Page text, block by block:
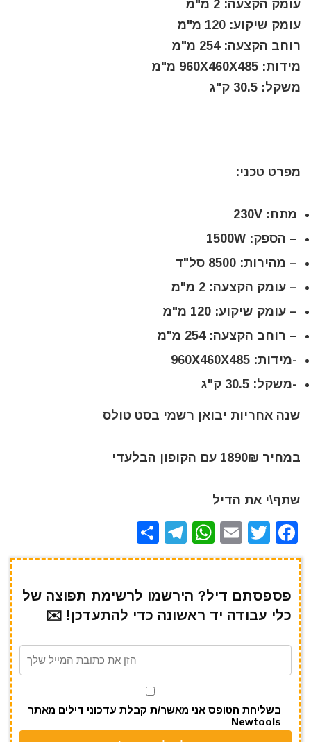
עומק הקצעה: 2 מ"מ
עומק שיקוע: 120 מ"מ
רוחב הקצעה: 254 מ"מ
מידות: 960X460X485 מ"מ
משקל: 30.5 ק"ג
מפרט טכני:
מתח: 230V
– הספק: 1500W
– מהירות: 8500 סל"ד
– עומק הקצעה: 2 מ"מ
– עומק שיקוע: 120 מ"מ
– רוחב הקצעה: 254 מ"מ
-מידות: 960X460X485
-משקל: 30.5 ק"ג
שנה אחריות יבואן רשמי בסט טולס
במחיר 1890₪ עם הקופון הבלעדי
שתף\י את הדיל
F
a
e
b
o
T
w
te
r
E
m
l
W
h
s
A
p
T
el
gr
a
m
h
e
פספסתם דיל? הירשמו לרשימת תפוצה של
כלי עבודה יד ראשונה כדי להתעדכן! ✉️
בשליחת הטופס אני מאשר/ת קבלת עדכוני דילים מאתר
Newtools